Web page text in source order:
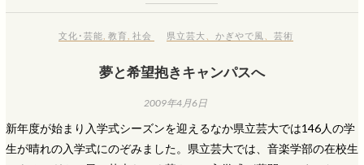
文化･芸能 教育 社会 県立芸大 かぎやで風 芸術
夢と希望抱きキャンパスへ
2009年4月6日
新年度が始まり入学式シーズンを迎えるなか県立芸大では146人の学
生が晴れの入学式にのぞみました。県立芸大では、音楽学部の在校生